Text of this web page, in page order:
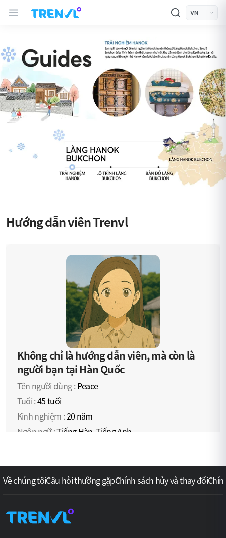
TRENVL Main Header Navigation 언어선택
Hướng dẫn viên Trenvl
Không chỉ là hướng dẫn viên, mà còn là
người bạn tại Hàn Quốc
Tên người dùng : Peace
Tuổi :45 tuổi
Kinh nghiệm :20 năm
Ngôn ngữ :Tiếng Hàn, Tiếng Anh
và sự tận tâm. Thông thạo tiếng Hàn và tiếng Anh, tôi giúp
mỗi chuyến đi trở thành hành trình như cùng một người bạn
210,000 원 ~ (147USD )
Về chúng tôiCâu hỏi thường gặpChính sách hủy và thay đổi